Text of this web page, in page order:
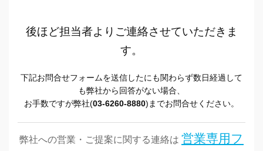
後ほど担当者よりご連絡させていただきま
す。
下記お問合せフォームを送信したにも関わらず数日経過して
も弊社から回答がない場合、
お手数ですが弊社(03-6260-8880)までお問合せください。
弊社への営業・ご提案に関する連絡は 営業専用フ